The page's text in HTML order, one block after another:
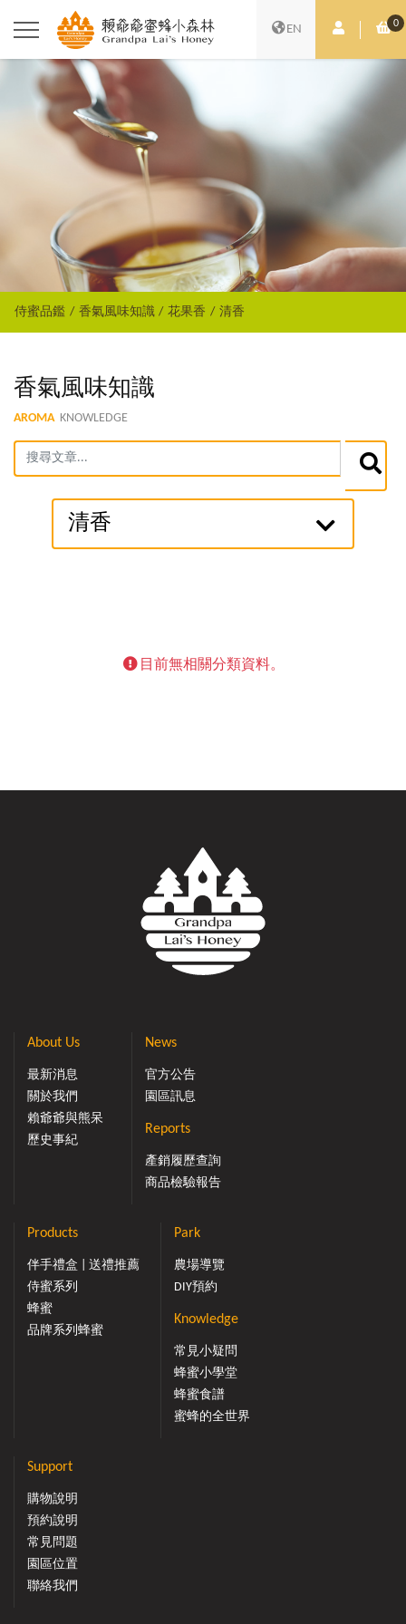
EN 會員中心0
購
侍蜜品鑑 香氣風味知識 花果香 清香
香氣風味知識
AROMA KNOWLEDGE
清香
目前無相關分類資料。
About Us
最新消息
關於我們
賴爺爺與熊呆
歷史事紀
News
官方公告
園區訊息
Reports
產銷履歷查詢
商品檢驗報告
Products
伴手禮盒 | 送禮推薦
侍蜜系列
蜂蜜
品牌系列蜂蜜
Park
農場導覽
DIY預約
Knowledge
常見小疑問
蜂蜜小學堂
蜂蜜食譜
蜜蜂的全世界
Support
購物說明
預約說明
常見問題
園區位置
聯絡我們